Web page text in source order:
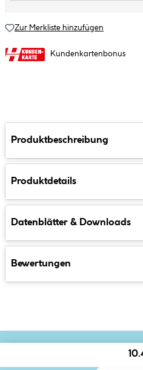
Zur Merkliste hinzufügen
Kundenkartenbonus
Produktbeschreibung
Produktdetails
Datenblätter & Downloads
Bewertungen